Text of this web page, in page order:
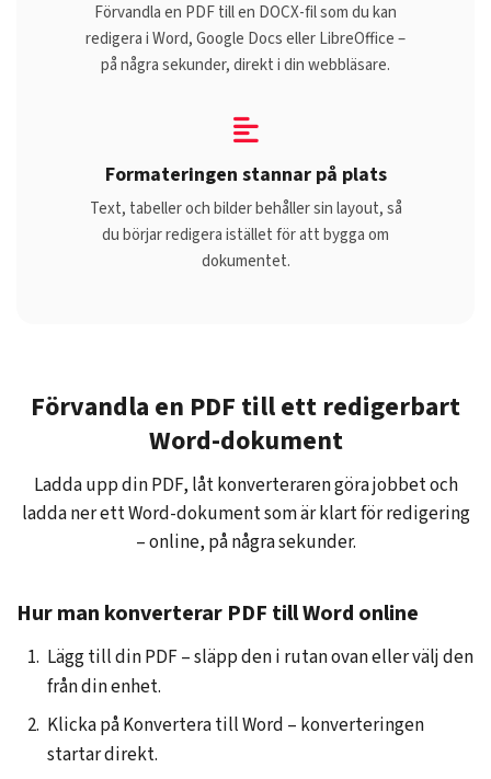
Förvandla en PDF till en DOCX-fil som du kan
redigera i Word, Google Docs eller LibreOffice –
på några sekunder, direkt i din webbläsare.
Formateringen stannar på plats
Text, tabeller och bilder behåller sin layout, så
du börjar redigera istället för att bygga om
dokumentet.
Förvandla en PDF till ett redigerbart
Word-dokument
Ladda upp din PDF, låt konverteraren göra jobbet och
ladda ner ett Word-dokument som är klart för redigering
– online, på några sekunder.
Hur man konverterar PDF till Word online
Lägg till din PDF – släpp den i rutan ovan eller välj den
från din enhet.
Klicka på Konvertera till Word – konverteringen
startar direkt.